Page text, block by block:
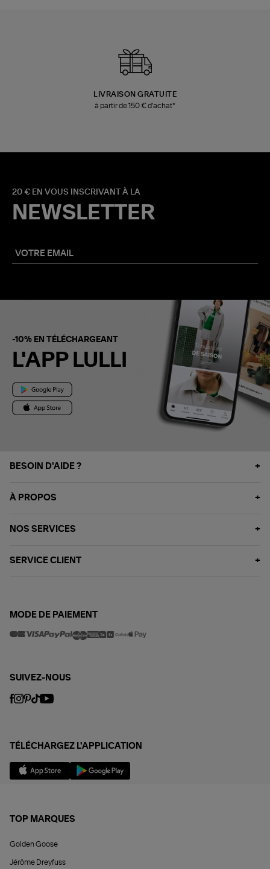
LIVRAISON GRATUITE
à partir de 150 € d'achat*
20 € EN VOUS INSCRIVANT À LA
NEWSLETTER
-10% EN TÉLÉCHARGEANT
L'APP LULLI
BESOIN D'AIDE ?
À PROPOS
NOS SERVICES
SERVICE CLIENT
MODE DE PAIEMENT
SUIVEZ-NOUS
TÉLÉCHARGEZ L'APPLICATION
TOP MARQUES
Golden Goose
Jérôme Dreyfuss